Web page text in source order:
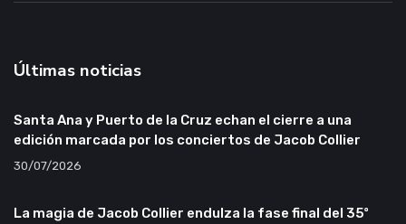
Últimas noticias
Santa Ana y Puerto de la Cruz echan el cierre a una
edición marcada por los conciertos de Jacob Collier
30/07/2026
La magia de Jacob Collier endulza la fase final del 35º